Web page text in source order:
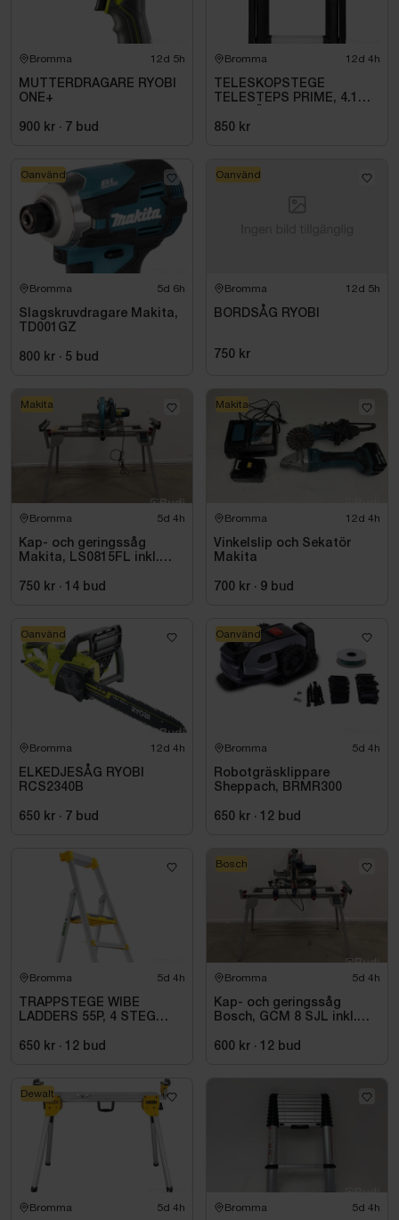
Bromma 12d 5h
MUTTERDRAGARE RYOBI
ONE+
900 kr · 7 bud
Bromma 12d 4h
TELESKOPSTEGE
TELESTEPS PRIME, 4.1M
STABILISATOR
850 kr
Bromma 5d 6h
Slagskruvdragare Makita,
TD001GZ
800 kr · 5 bud
Oanvänd
Bromma 12d 5h
BORDSÅG RYOBI
750 kr
Oanvänd
Bromma 5d 4h
Kap- och geringssåg
Makita, LS0815FL inkl.
Bosch, GTA 2600
750 kr · 14 bud
Makita
Bromma 12d 4h
Vinkelslip och Sekatör
Makita
700 kr · 9 bud
Makita
Bromma 12d 4h
ELKEDJESÅG RYOBI
RCS2340B
650 kr · 7 bud
Oanvänd
Bromma 5d 4h
Robotgräsklippare
Sheppach, BRMR300
650 kr · 12 bud
Oanvänd
Bromma 5d 4h
TRAPPSTEGE WIBE
LADDERS 55P, 4 STEG
650 kr · 12 bud
Bromma 5d 4h
Kap- och geringssåg
Bosch, GCM 8 SJL inkl.
600 kr · 12 bud
Bosch
Bromma 5d 4h
Dewalt
Bromma 5d 4h